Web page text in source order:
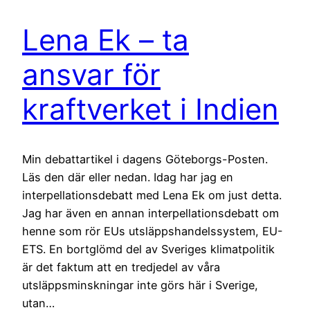
Lena Ek – ta
ansvar för
kraftverket i Indien
Min debattartikel i dagens Göteborgs-Posten.
Läs den där eller nedan. Idag har jag en
interpellationsdebatt med Lena Ek om just detta.
Jag har även en annan interpellationsdebatt om
henne som rör EUs utsläppshandelssystem, EU-
ETS. En bortglömd del av Sveriges klimatpolitik
är det faktum att en tredjedel av våra
utsläppsminskningar inte görs här i Sverige,
utan…